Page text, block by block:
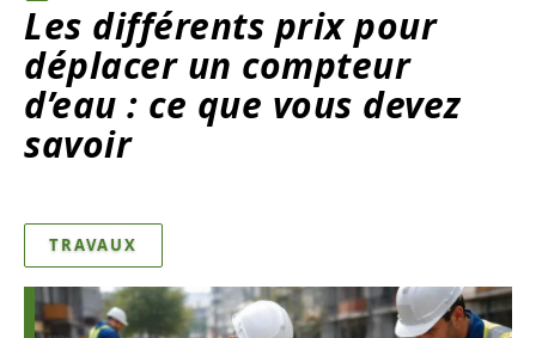
Les différents prix pour
déplacer un compteur
d’eau : ce que vous devez
savoir
TRAVAUX